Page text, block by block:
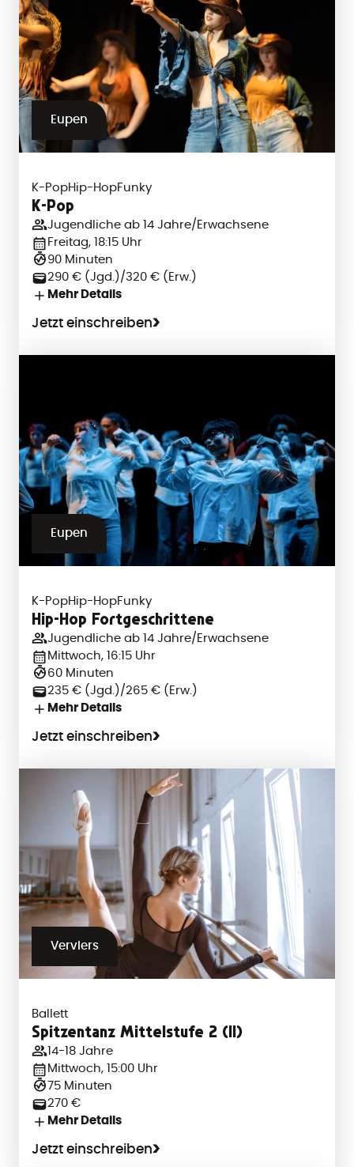
Eupen
K-PopHip-HopFunky
K-Pop
Jugendliche ab 14 Jahre/Erwachsene
Freitag, 18:15 Uhr
90 Minuten
290 € (Jgd.)/320 € (Erw.)
Mehr Details
Jetzt einschreiben
Eupen
K-PopHip-HopFunky
Hip-Hop Fortgeschrittene
Jugendliche ab 14 Jahre/Erwachsene
Mittwoch, 16:15 Uhr
60 Minuten
235 € (Jgd.)/265 € (Erw.)
Mehr Details
Jetzt einschreiben
Verviers
Ballett
Spitzentanz Mittelstufe 2 (II)
14-18 Jahre
Mittwoch, 15:00 Uhr
75 Minuten
270 €
Mehr Details
Jetzt einschreiben